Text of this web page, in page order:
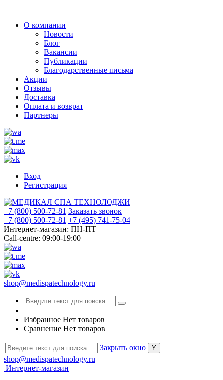
О компании
Новости
Блог
Вакансии
Публикации
Благодарственные письма
Акции
Отзывы
Доставка
Оплата и возврат
Партнеры
Вход
Регистрация
+7 (800) 500-72-81 Заказать звонок
+7 (800) 500-72-81 +7 (495) 741-75-04
Интернет-магазин: ПН-ПТ
Call-centre: 09:00-19:00
shop@medispatechnology.ru
Избранное Нет товаров
Сравнение Нет товаров
Закрыть окно
shop@medispatechnology.ru
Интернет-магазин